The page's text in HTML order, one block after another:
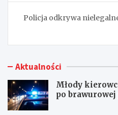
Policja odkrywa
Aktualności
Młody
po brawurowej